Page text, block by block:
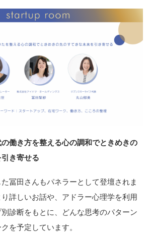
働き方を整える心の調和でときめきの
き寄せる
冨田さんもパネラーとして登壇されま
詳しいお話や、アドラー心理学を利用
診断をもとに、どんな思考のパターン
を予定しています。